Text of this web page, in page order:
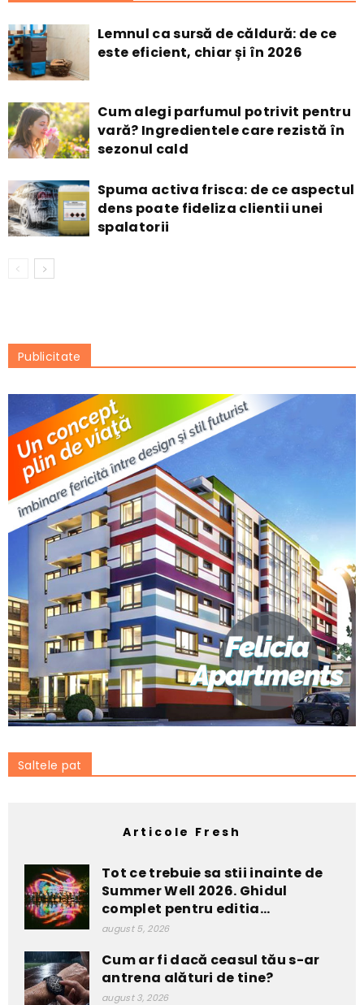
Lemnul ca sursă de căldură: de ce
este eficient, chiar și în 2026
Cum alegi parfumul potrivit pentru
vară? Ingredientele care rezistă în
sezonul cald
Spuma activa frisca: de ce aspectul
dens poate fideliza clientii unei
spalatorii
Publicitate
Saltele pat
Articole Fresh
Tot ce trebuie sa stii inainte de
Summer Well 2026. Ghidul
complet pentru editia...
august 5, 2026
Cum ar fi dacă ceasul tău s-ar
antrena alături de tine?
august 3, 2026